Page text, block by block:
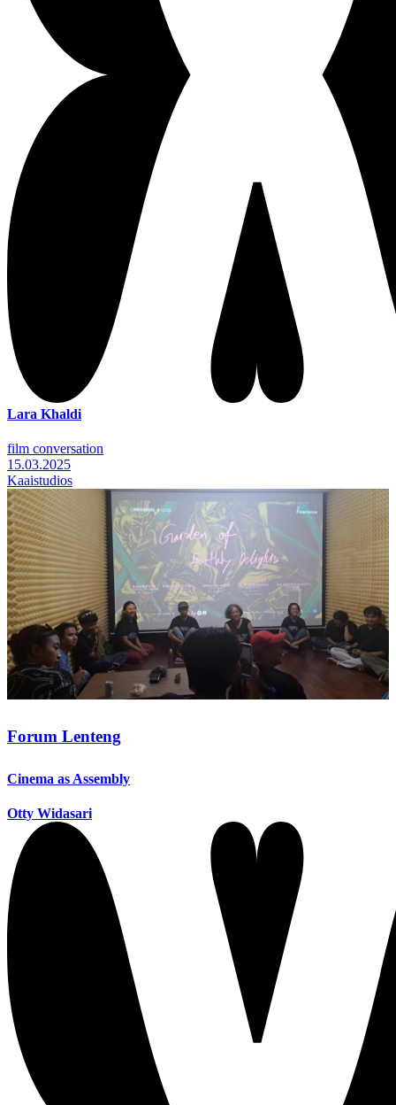
Lara Khaldi
film conversation
15.03.2025
Kaaistudios
Forum Lenteng
Cinema as Assembly
Otty Widasari